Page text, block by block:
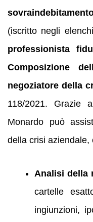
(iscritto negli
professionista
Composizione
negoziatore della
118/2021. Grazie
Monardo può
della crisi aziendale,
Analisi della
cartelle
ingiunzioni,